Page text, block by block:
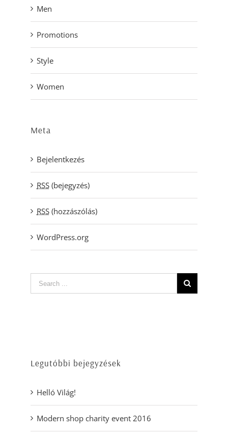
Men
Promotions
Style
Women
Meta
Bejelentkezés
RSS (bejegyzés)
RSS (hozzászólás)
WordPress.org
Legutóbbi bejegyzések
Helló Világ!
Modern shop charity event 2016